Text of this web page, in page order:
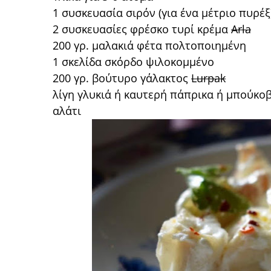
1 συσκευασία σιρόν (για ένα μέτριο
2 συσκευασίες φρέσκο τυρί κρέμα Arla
200 γρ. μαλακιά φέτα πολτοποιημένη
1 σκελίδα σκόρδο ψιλοκομμένο
200 γρ. βούτυρο γάλακτος Lurpak
λίγη γλυκιά ή καυτερή πάπρικα ή
αλάτι